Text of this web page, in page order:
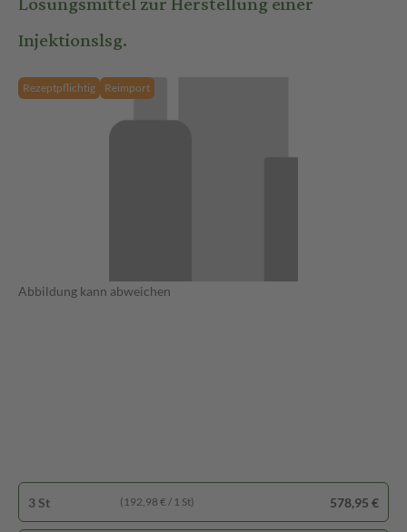
Injektionslsg.
Rezeptpflichtig Reimport
Abbildung kann abweichen
3 St (192,98 € / 1 St) 578,95 €